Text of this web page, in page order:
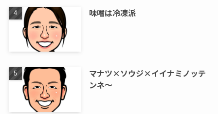
味噌は冷凍派
マナツ×ソウジ×イイナミノッテ
ンネ～